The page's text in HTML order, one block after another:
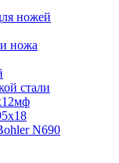
ножей
ножа
стали
N690